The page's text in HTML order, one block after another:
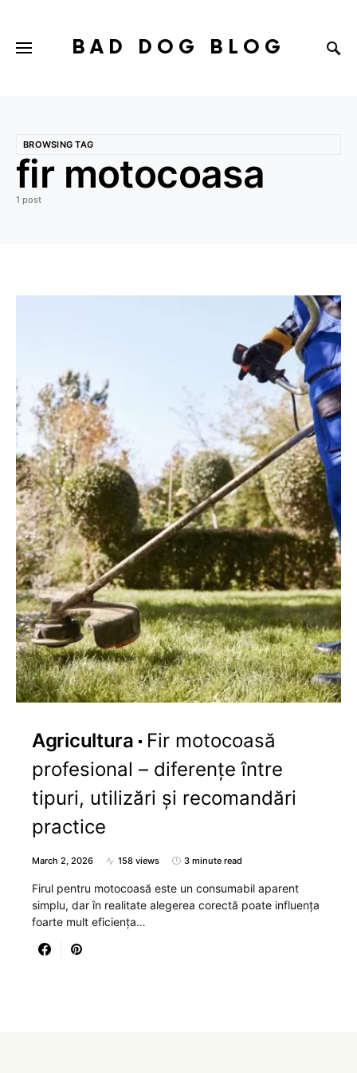
BAD DOG BLOG
BROWSING TAG
fir motocoasa
1 post
Agricultura
Fir motocoasă
profesional – diferențe între
tipuri, utilizări și recomandări
practice
March 2, 2026 158 views 3 minute read
Firul pentru motocoasă este un consumabil aparent
simplu, dar în realitate alegerea corectă poate influența
foarte mult eficiența…